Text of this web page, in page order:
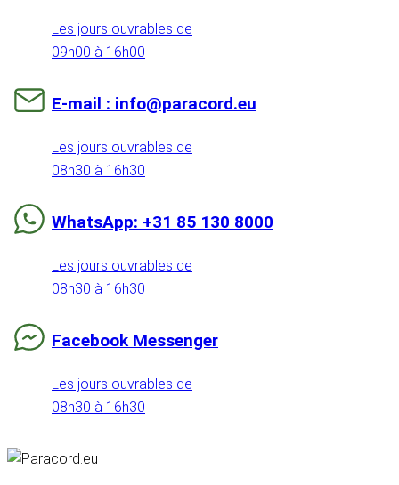
Les jours ouvrables de
09h00 à 16h00
E-mail : info@paracord.eu
Les jours ouvrables de
08h30 à 16h30
WhatsApp: +31 85 130 8000
Les jours ouvrables de
08h30 à 16h30
Facebook Messenger
Les jours ouvrables de
08h30 à 16h30